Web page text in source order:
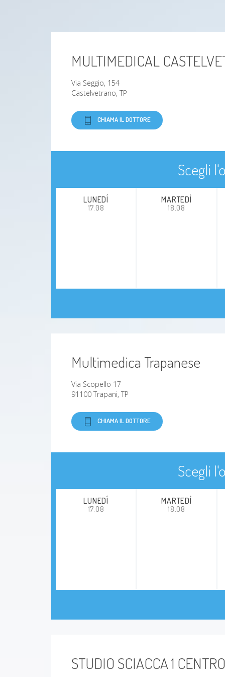
MULTIMEDICAL
Via Seggio, 154
Castelvetrano, TP
CHIAMA IL DOTTORE
Scegli
LUNEDÍ
17.08
MARTEDÌ
18.08
Multimedica Trapanese
Via Scopello 17
91100 Trapani, TP
CHIAMA IL DOTTORE
Scegli
LUNEDÍ
17.08
MARTEDÌ
18.08
STUDIO SCIACCA 1